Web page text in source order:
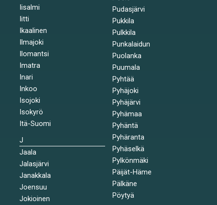
Iisalmi
Iitti
Ikaalinen
Ilmajoki
Ilomantsi
Imatra
Inari
Inkoo
Isojoki
Isokyrö
Itä-Suomi
J
Jaala
Jalasjärvi
Janakkala
Joensuu
Jokioinen
Pudasjärvi
Pukkila
Pulkkila
Punkalaidun
Puolanka
Puumala
Pyhtää
Pyhäjoki
Pyhäjärvi
Pyhämaa
Pyhäntä
Pyhäranta
Pyhäselkä
Pylkönmäki
Päijät-Häme
Pälkäne
Pöytyä